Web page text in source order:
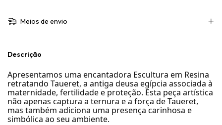
Meios de envio
Descrição
Apresentamos uma encantadora Escultura em Resina
retratando Taueret, a antiga deusa egípcia associada à
maternidade, fertilidade e proteção. Esta peça artística
não apenas captura a ternura e a força de Taueret,
mas também adiciona uma presença carinhosa e
simbólica ao seu ambiente.